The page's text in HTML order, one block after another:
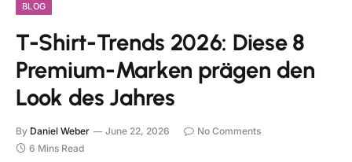
BLOG
T-Shirt-Trends 2026: Diese 8
Premium-Marken prägen den
Look des Jahres
By Daniel Weber June 22, 2026
No Comments
6 Mins Read